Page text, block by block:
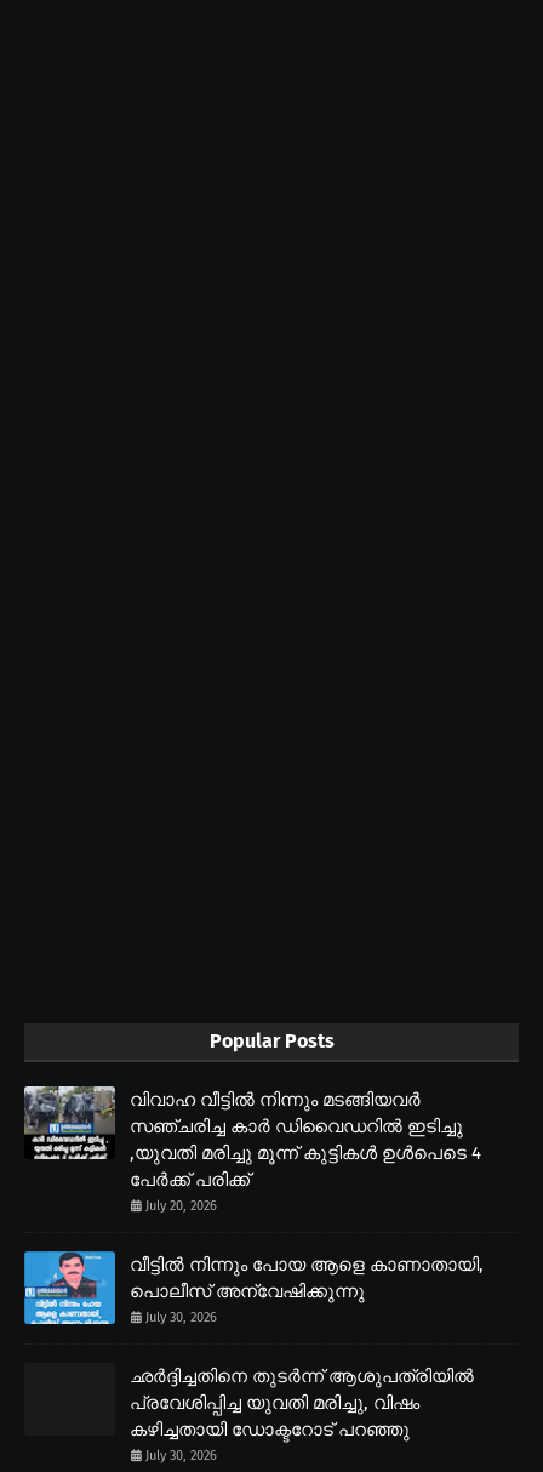
Popular Posts
വിവാഹ വീട്ടിൽ നിന്നും മടങ്ങിയവർ
സഞ്ചരിച്ച കാർ ഡിവൈഡറിൽ ഇടിച്ചു
,യുവതി മരിച്ചു മൂന്ന് കുട്ടികൾ ഉൾപെടെ 4
പേർക്ക് പരിക്ക്
July 20, 2026
വീട്ടിൽ നിന്നും പോയ ആളെ കാണാതായി,
പൊലീസ് അന്വേഷിക്കുന്നു
July 30, 2026
ഛർദ്ദിച്ചതിനെ തുടർന്ന് ആശുപത്രിയിൽ
പ്രവേശിപ്പിച്ച യുവതി മരിച്ചു, വിഷം
കഴിച്ചതായി ഡോക്ടറോട് പറഞ്ഞു
July 30, 2026